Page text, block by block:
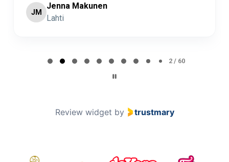
JM
Jenna Makunen
Lahti
2 / 60
Review widget by trustmary